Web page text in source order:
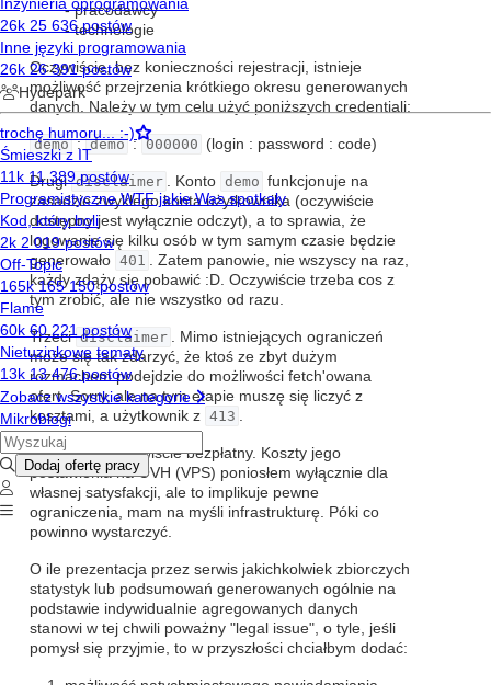
- pracodawcy
- technologie
Oczywiście, bez konieczności rejestracji, istnieje
możliwość przejrzenia krótkiego okresu generowanych
danych. Należy w tym celu użyć poniższych credentiali:
demo : demo : 000000 (login : password : code)
Drugi disclaimer . Konto demo funkcjonuje na
zasadzie zwykłego konta użytkownika (oczywiście
dostępny jest wyłącznie odczyt), a to sprawia, że
logowanie się kilku osób w tym samym czasie będzie
generowało 401 . Zatem panowie, nie wszyscy na raz,
każdy zdąży się pobawić :D. Oczywiście trzeba cos z
tym zrobić, ale nie wszystko od razu.
Trzeci disclaimer . Mimo istniejących ograniczeń
może się tak zdarzyć, że ktoś ze zbyt dużym
rozmachem podejdzie do możliwości fetch'owana
ofert. Sorry, ale na tym etapie muszę się liczyć z
kosztami, a użytkownik z 413 .
Serwis jest oczywiście bezpłatny. Koszty jego
postawienia na OVH (VPS) poniosłem wyłącznie dla
własnej satysfakcji, ale to implikuje pewne
ograniczenia, mam na myśli infrastrukturę. Póki co
powinno wystarczyć.
O ile prezentacja przez serwis jakichkolwiek zbiorczych
statystyk lub podsumowań generowanych ogólnie na
podstawie indywidualnie agregowanych danych
stanowi w tej chwili poważny "legal issue", o tyle, jeśli
pomysł się przyjmie, to w przyszłości chciałbym dodać: